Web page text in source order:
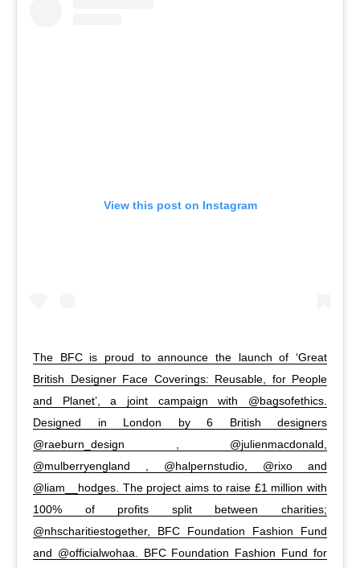
View this post on Instagram
The BFC is proud to announce the launch of ‘Great
British Designer Face Coverings: Reusable, for People
and Planet’, a joint campaign with @bagsofethics.
Designed in London by 6 British designers
@raeburn_design , @julienmacdonald,
@mulberryengland , @halpernstudio, @rixo and
@liam__hodges. The project aims to raise £1 million with
100% of profits split between charities;
@nhscharitiestogether, BFC Foundation Fashion Fund
and @officialwohaa. BFC Foundation Fashion Fund for